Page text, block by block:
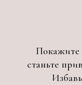
Покажите
станьте